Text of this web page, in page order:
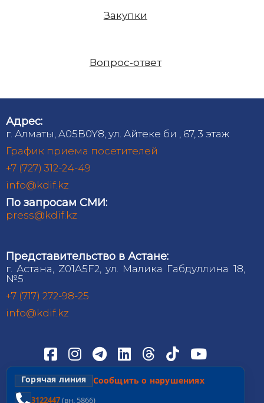
Закупки
Вопрос-ответ
Адрес:
г. Алматы, A05B0Y8, ул. Айтеке би , 67, 3 этаж
График приема посетителей
+7 (727) 312-24-49
info@kdif.kz
По запросам СМИ:
press@kdif.kz
Представительство в Астане:
г. Астана, Z01A5F2, ул. Малика Габдуллина 18,
№5
+7 (717) 272-98-25
info@kdif.kz
Горячая линия Сообщить о нарушениях
3122447(вн. 5866)